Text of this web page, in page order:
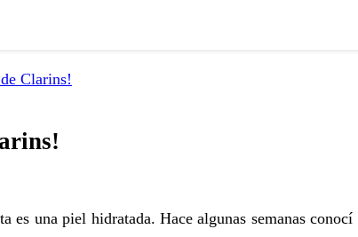
Clarins!
es una piel hidratada. Hace algunas semanas